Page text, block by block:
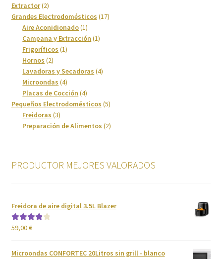
Calefacción
Calentadores y Termos
Campanas
Carrito
Climatización y calefacción
Congeladores
Cuidado del cabello
producto
Extractor 22
productos
Grandes Electrodomésticos 1717
Aire Aconidionado 11
producto
Campana y Extracción 11
Frigoríficos 11
Hornos 22
productos
Lavadoras y Secadoras 44
Microondas 44
productos
Placas de Cocción 44
productos
Pequeños Electrodomésticos 55
Freidoras 33
productos
Preparación de Alimentos 22
PRODUCTOR MEJORES VALORADOS
Freidora de aire digital 3.5L Blazer
Valorado
59,00€
Microondas CONFORTEC 20Litros sin grill - blanco